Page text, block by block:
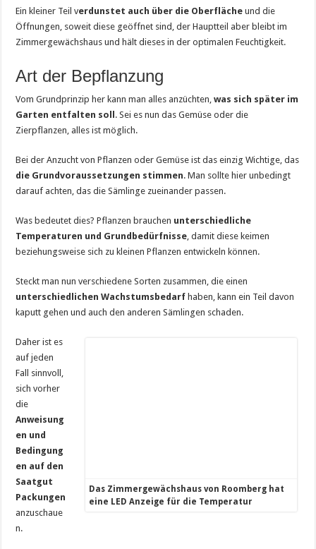
Ein kleiner Teil verdunstet auch über die Oberfläche und die
Öffnungen, soweit diese geöffnet sind, der Hauptteil aber bleibt im
Zimmergewächshaus und hält dieses in der optimalen Feuchtigkeit.
Art der Bepflanzung
Vom Grundprinzip her kann man alles anzüchten,was sich später im
Garten entfalten soll. Sei es nun das Gemüse oder die
Zierpflanzen, alles ist möglich.
Bei der Anzucht von Pflanzen oder Gemüse ist das einzig Wichtige, das
die Grundvoraussetzungen stimmen. Man sollte hier unbedingt
darauf achten, das die Sämlinge zueinander passen.
Was bedeutet dies? Pflanzen brauchen unterschiedliche
Temperaturen und Grundbedürfnisse , damit diese keimen
beziehungsweise sich zu kleinen Pflanzen entwickeln können.
Steckt man nun verschiedene Sorten zusammen, die einen
unterschiedlichen Wachstumsbedarf haben, kann ein Teil davon
kaputt gehen und auch den anderen Sämlingen schaden.
Das Zimmergewächshaus von Roomberg hat
eine LED Anzeige für die Temperatur
Daher ist es
auf jeden
Fall sinnvoll,
sich vorher
die
Anweisung
en und
Bedingung
en auf den
Saatgut
Packungen
anzuschaue
n.